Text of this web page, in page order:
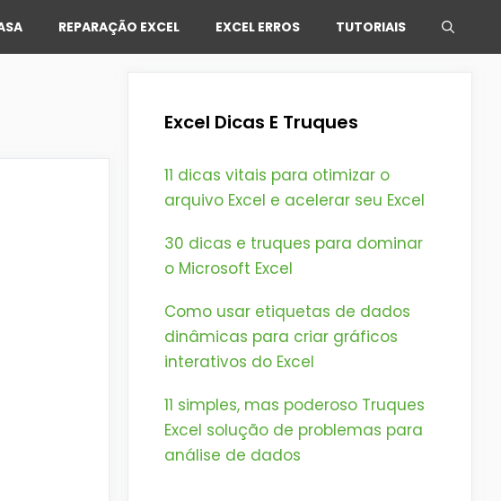
REPARAÇÃO EXCEL EXCEL ERROS TUTORIAIS
Excel Dicas E Truques
11 dicas vitais para otimizar o
arquivo Excel e acelerar seu Excel
30 dicas e truques para dominar
o Microsoft Excel
Como usar etiquetas de dados
dinâmicas para criar gráficos
interativos do Excel
11 simples, mas poderoso Truques
Excel solução de problemas para
análise de dados